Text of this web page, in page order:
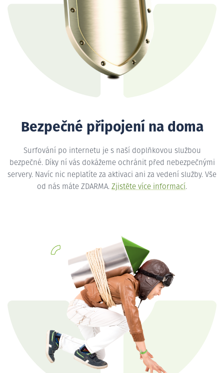
Bezpečné připojení na doma
Surfování po internetu je s naší doplňkovou službou
bezpečné. Díky ní vás dokážeme ochránit před nebezpečnými
servery. Navíc nic neplatíte za aktivaci ani za vedení služby. Vše
od nás máte ZDARMA. Zjistěte více informací.